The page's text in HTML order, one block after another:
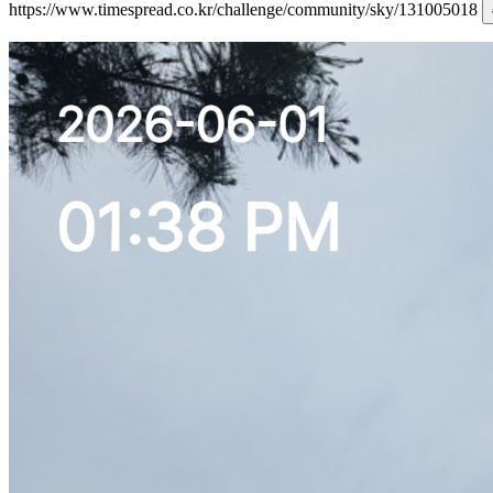
https://www.timespread.co.kr/challenge/community/sky/131005018